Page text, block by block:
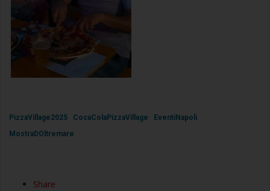
PizzaVillage2025 CocaColaPizzaVillage
EventiNapoli
MostraDOltremare
Share